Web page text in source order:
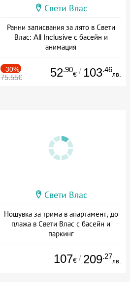
Свети Влас
Ранни записвания за лято в Свети
Влас: All Inclusive с басейн и
анимация
-30%
75.55€ 52.90
€ / 103.46
лв.
Свети Влас
Нощувка за трима в апартамент, до
плажа в Свети Влас с басейн и
паркинг
107€ / 209.27
лв.